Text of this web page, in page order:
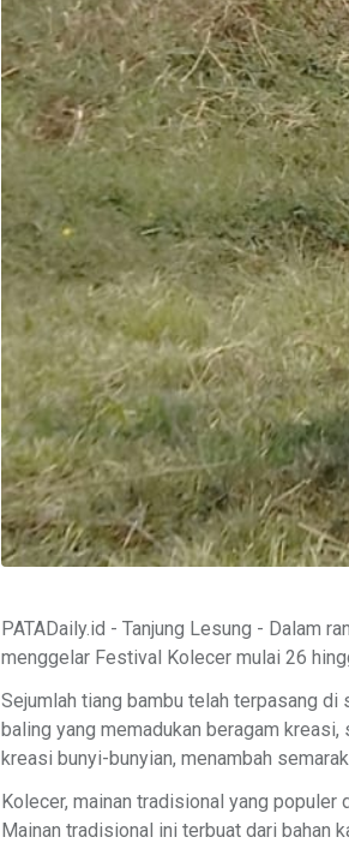
PATADaily.id - Tanjung Lesung - Dalam
menggelar Festival Kolecer mulai 26
Sejumlah tiang bambu telah terpasang di
baling yang memadukan beragam
kreasi bunyi-bunyian, menambah
Kolecer, mainan tradisional yang populer
Mainan tradisional ini terbuat dari bahan